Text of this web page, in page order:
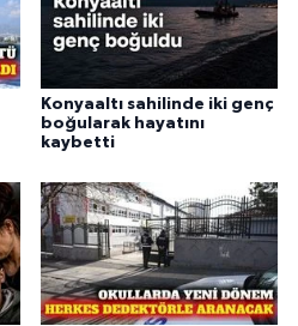
Konyaaltı sahilinde iki genç
boğularak hayatını
kaybetti